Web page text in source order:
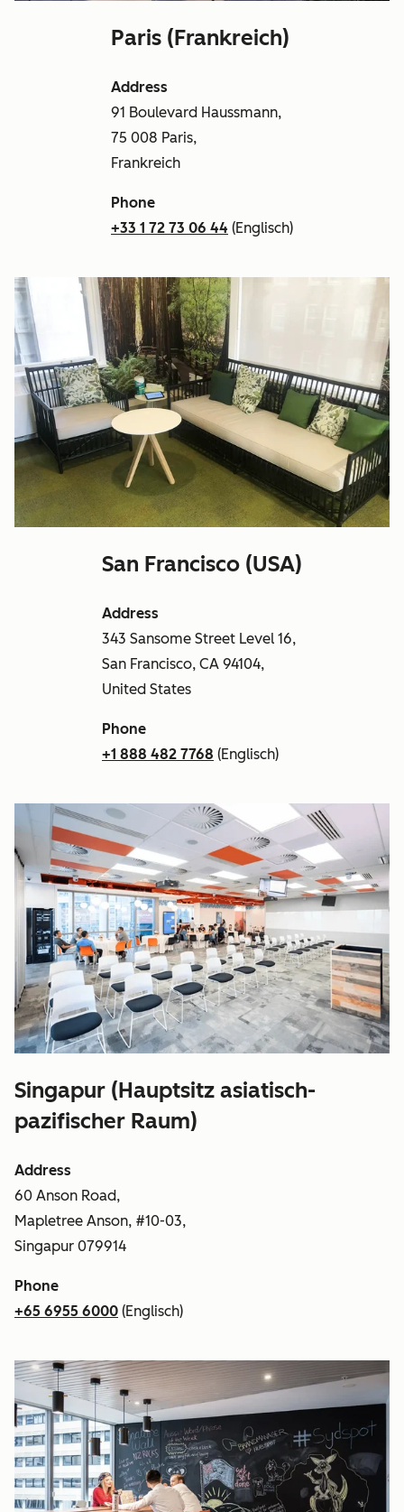
Paris (Frankreich)
Address
91 Boulevard Haussmann,
75 008 Paris,
Frankreich
Phone
+33 1 72 73 06 44 (Englisch)
San Francisco (USA)
Address
343 Sansome Street Level 16,
San Francisco, CA 94104,
United States
Phone
+1 888 482 7768 (Englisch)
Singapur (Hauptsitz asiatisch-
pazifischer Raum)
Address
60 Anson Road,
Mapletree Anson, #10-03,
Singapur 079914
Phone
+65 6955 6000 (Englisch)